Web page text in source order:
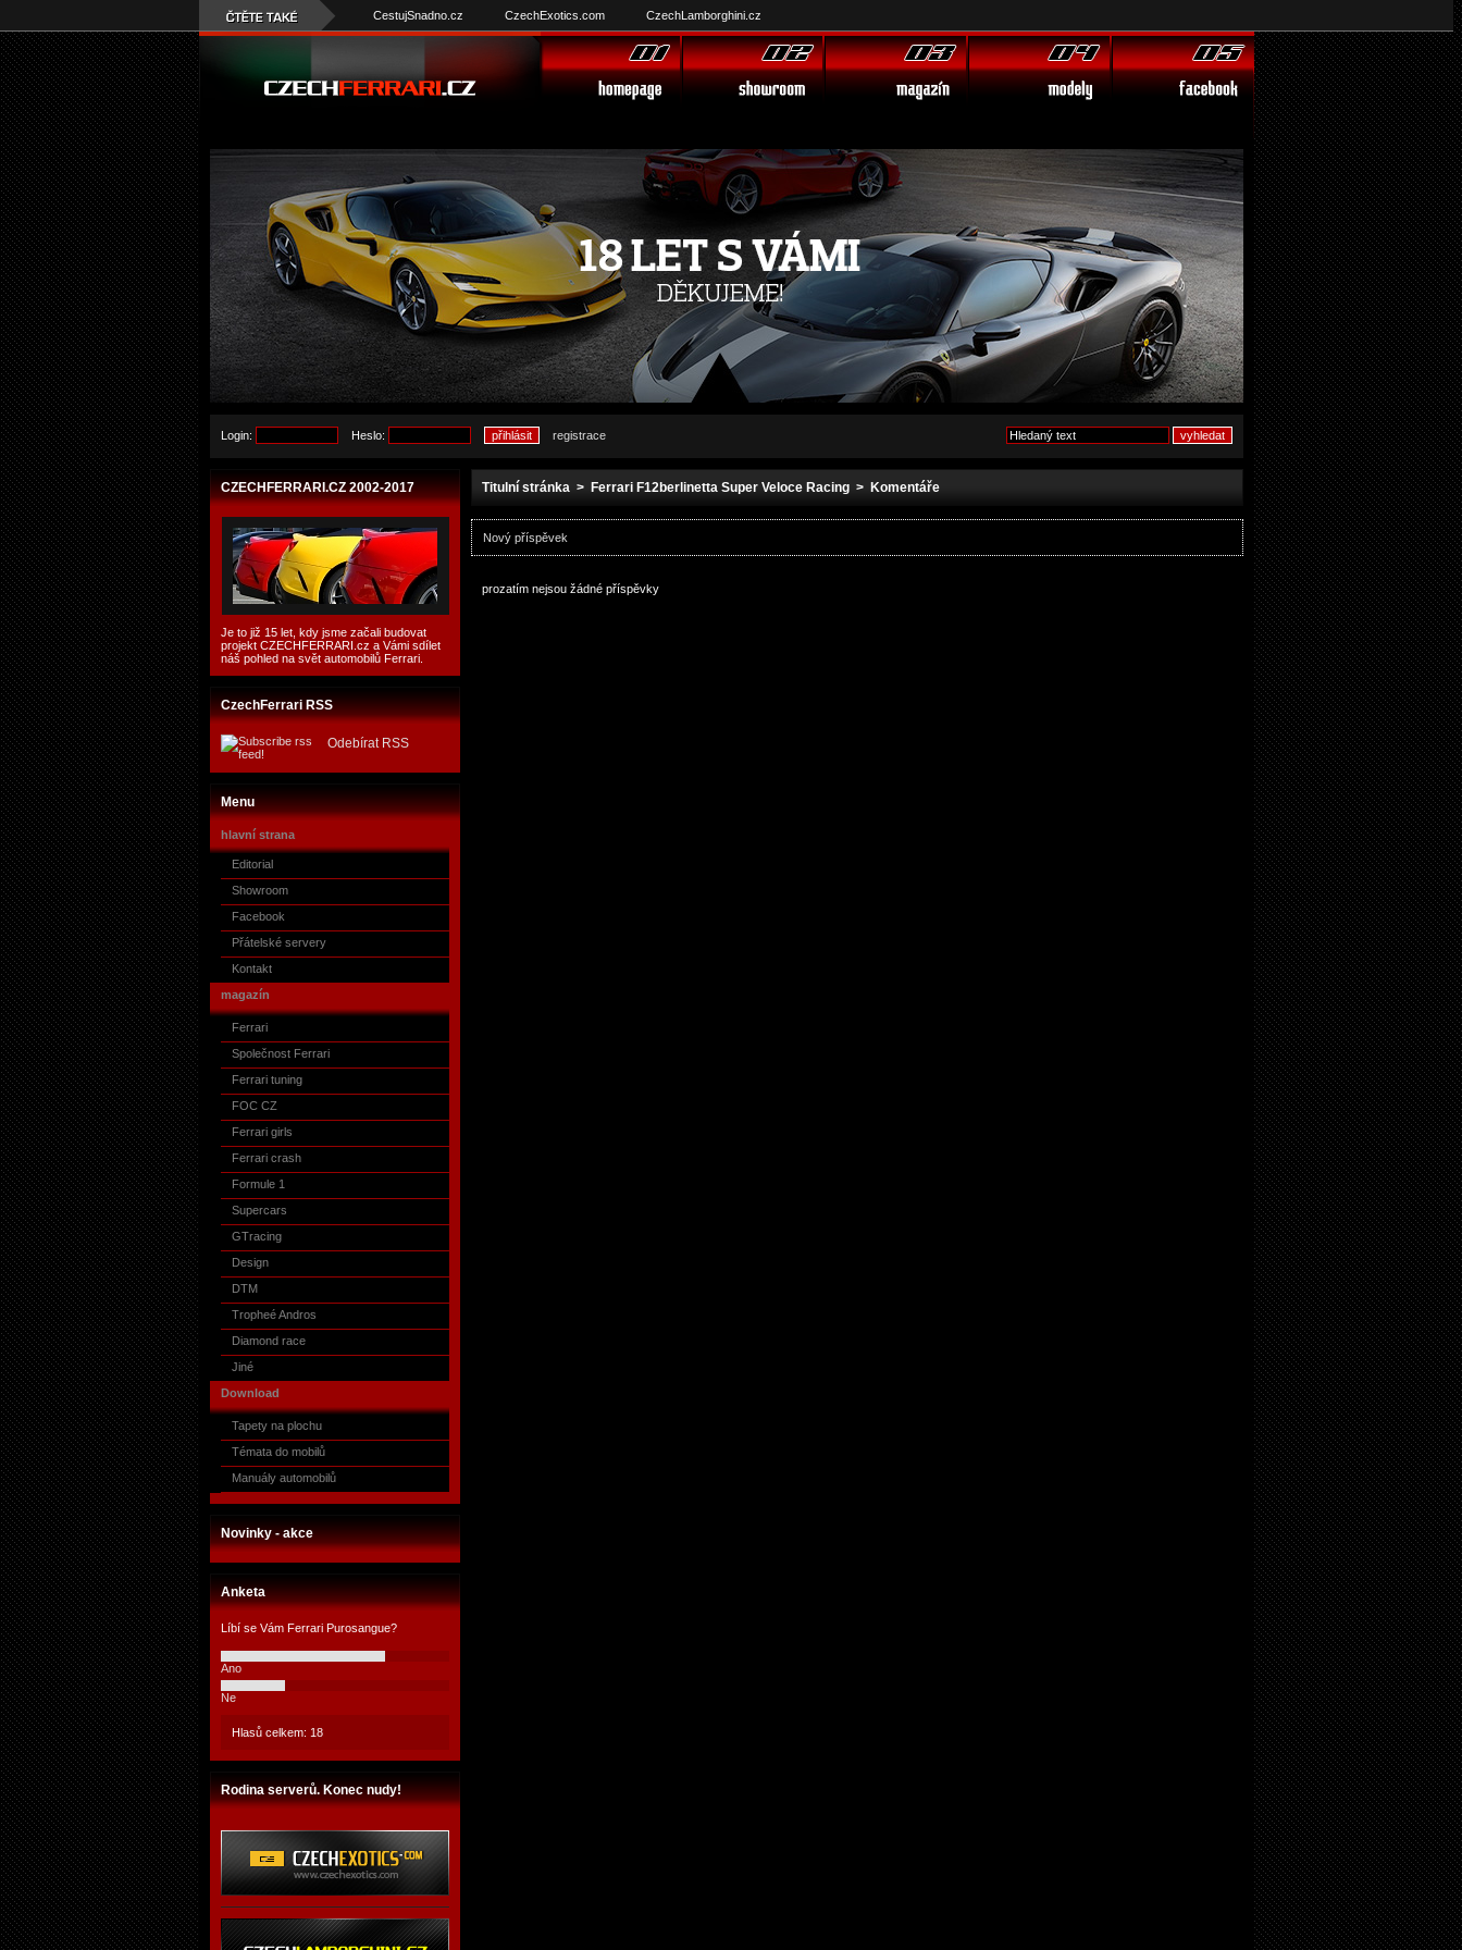
CestujSnadno.cz CzechExotics.com CzechLamborghini.cz
Login: Heslo: registrace
CZECHFERRARI.CZ 2002-2017
Je to již 15 let, kdy jsme začali budovat
projekt CZECHFERRARI.cz a Vámi sdílet
náš pohled na svět automobilů Ferrari.
CzechFerrari RSS
Odebírat RSS
Menu
hlavní strana
Editorial
Showroom
Facebook
Přátelské servery
Kontakt
magazín
Ferrari
Společnost Ferrari
Ferrari tuning
FOC CZ
Ferrari girls
Ferrari crash
Formule 1
Supercars
GTracing
Design
DTM
Tropheé Andros
Diamond race
Jiné
Download
Tapety na plochu
Témata do mobilů
Manuály automobilů
Novinky - akce
Anketa
Líbí se Vám Ferrari Purosangue?
Ano
Ne
Hlasů celkem: 18
Rodina serverů. Konec nudy!
Titulní stránka > Ferrari F12berlinetta Super Veloce Racing > Komentáře
Nový příspěvek
prozatím nejsou žádné příspěvky